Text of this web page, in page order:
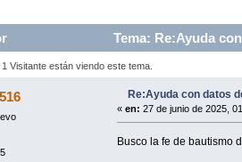
Tema: Re:Ayuda
Visitante están viendo este tema.
Re:Ayuda con datos
« en: 27 de junio de 2025,
Busco la fe de bautismo